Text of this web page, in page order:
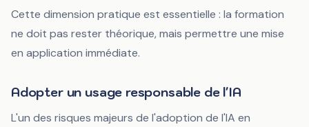
Cette dimension pratique est essentielle : la formation
ne doit pas rester théorique, mais permettre une mise
en application immédiate.
Adopter un usage responsable de l'IA
L'un des risques majeurs de l'adoption de l'IA en